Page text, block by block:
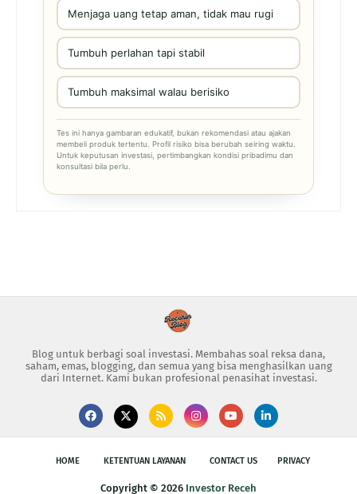
Menjaga uang tetap aman, tidak mau rugi
Tumbuh perlahan tapi stabil
Tumbuh maksimal walau berisiko
Tes ini hanya gambaran edukatif, bukan rekomendasi atau ajakan
membeli produk tertentu. Profil risiko bisa berubah seiring waktu.
Untuk keputusan investasi, pertimbangkan kondisi pribadimu dan
konsultasi bila perlu.
Blog untuk berbagi soal investasi. Membahas soal reksa dana,
saham, emas, blogging, dan semua yang bisa menghasilkan uang
dari Internet. Kami bukan profesional penasihat investasi.
HOME KETENTUAN LAYANAN CONTACT US PRIVACY
Copyright © 2026 Investor Receh